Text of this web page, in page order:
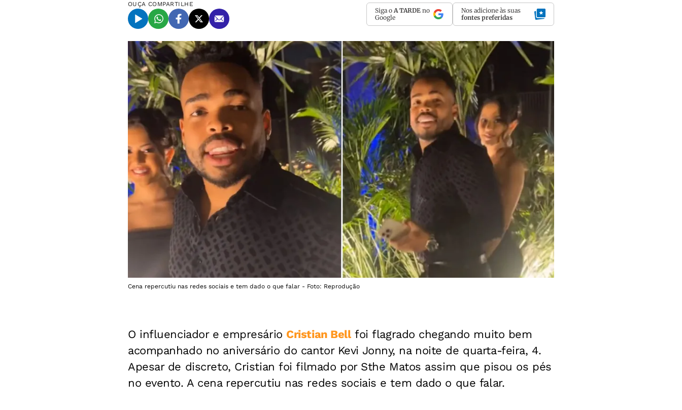
OUÇA COMPARTILHE
Siga o A TARDE no
Google
Nos adicione às suas
fontes preferidas
Cena repercutiu nas redes sociais e tem dado o que falar - Foto: Reprodução
O influenciador e empresário Cristian Bellfoi flagrado chegando muito bem
acompanhado no aniversário do cantor Kevi Jonny, na noite de quarta-feira, 4.
Apesar de discreto, Cristian foi filmado por Sthe Matos assim que pisou os pés
no evento. A cena repercutiu nas redes sociais e tem dado o que falar.